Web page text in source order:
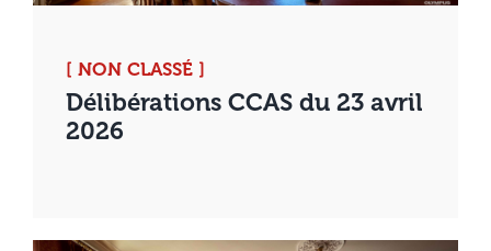
[ NON CLASSÉ ]
Délibérations CCAS du 23 avril
2026